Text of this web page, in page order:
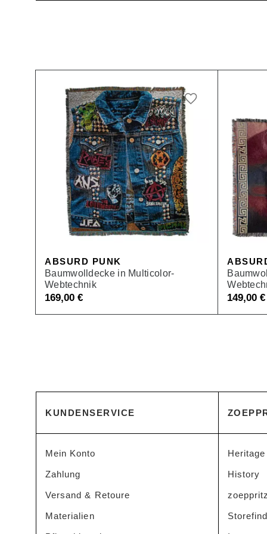
ABSURD PUNK
Baumwolldecke in Multicolor-
Webtechnik
169,00 € 149,00€
KUNDENSERVICE
Mein Konto
Zahlung
Versand & Retoure
Materialien
History